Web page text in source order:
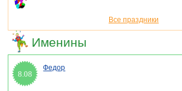
Все праздники
Именины
8.08
Федор